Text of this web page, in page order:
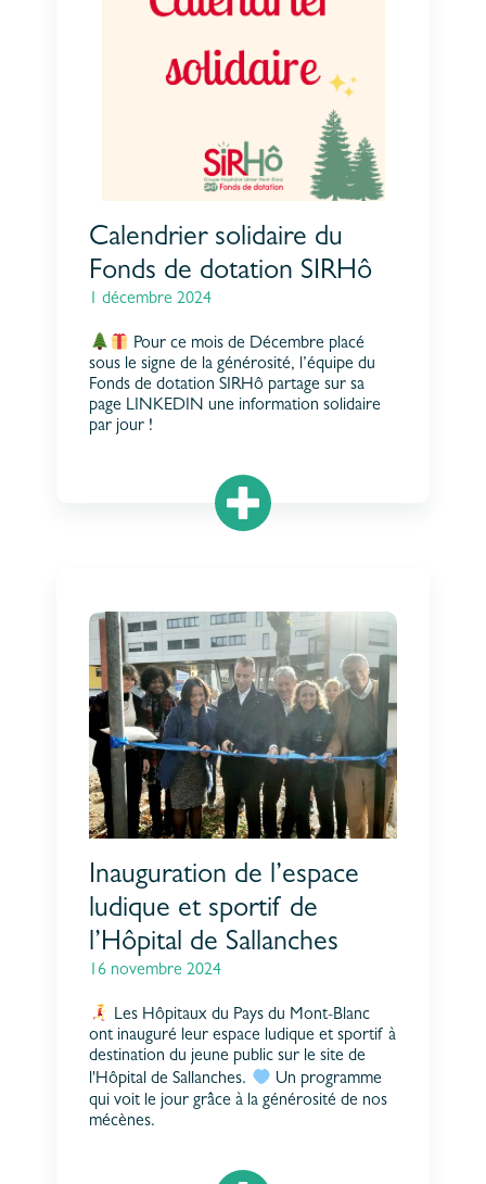
Calendrier solidaire du
Fonds de dotation SIRHô
1 décembre 2024
Pour ce mois de Décembre placé
sous le signe de la générosité, l’équipe du
Fonds de dotation SIRHô partage sur sa
page LINKEDIN une information solidaire
par jour !
Inauguration de l’espace
ludique et sportif de
l’Hôpital de Sallanches
16 novembre 2024
Les Hôpitaux du Pays du Mont-Blanc
ont inauguré leur espace ludique et sportif à
destination du jeune public sur le site de
l'Hôpital de Sallanches.
Un programme
qui voit le jour grâce à la générosité de nos
mécènes.